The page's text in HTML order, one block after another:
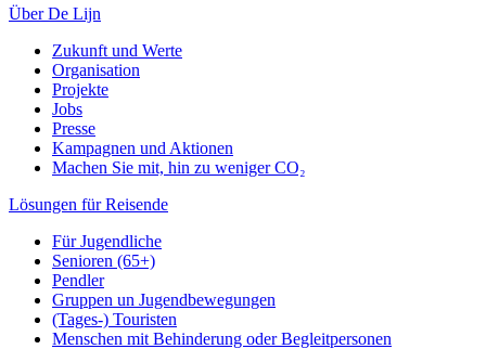
Über De Lijn
Zukunft und Werte
Organisation
Projekte
Jobs
Presse
Kampagnen und Aktionen
Machen Sie mit, hin zu weniger CO₂
Lösungen für Reisende
Für Jugendliche
Senioren (65+)
Pendler
Gruppen un Jugendbewegungen
(Tages-) Touristen
Menschen mit Behinderung oder Begleitpersonen